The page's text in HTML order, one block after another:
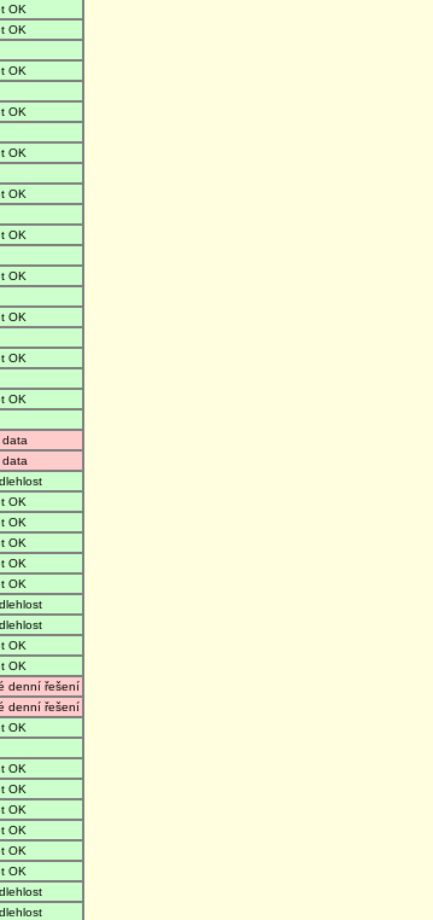
OK
OK
OK
OK
OK
OK
OK
OK
OK
OK
OK
OK
OK
OK
OK
OK
OK
OK
denní řešení
denní řešení
OK
OK
OK
OK
OK
OK
OK